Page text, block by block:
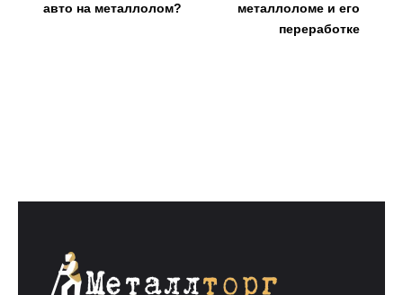
авто на металлолом?
металлоломе и его
переработке